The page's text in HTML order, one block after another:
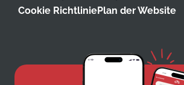
Cookie RichtliniePlan der Website